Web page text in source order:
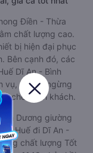
Điền - Thừa
chất lượng cao.
bị hiện đại phục
Bên cạnh đó, các
Dĩ An - Bình
vụ, không ngừng
cho hành khách.
Dương giường
Huế đi Dĩ An -
chất lượng Tốt